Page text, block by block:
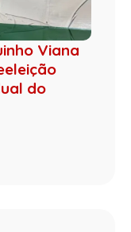
Viana
do